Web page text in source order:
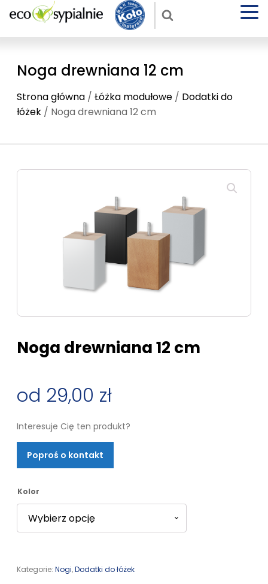
Noga drewniana 12 cm
Strona główna / Łóżka modułowe / Dodatki do
łóżek / Noga drewniana 12 cm
Noga drewniana 12 cm
29,00 zł
Interesuje Cię ten produkt?
Poproś o kontakt
Kolor
Kategorie: Nogi,Dodatki do łóżek